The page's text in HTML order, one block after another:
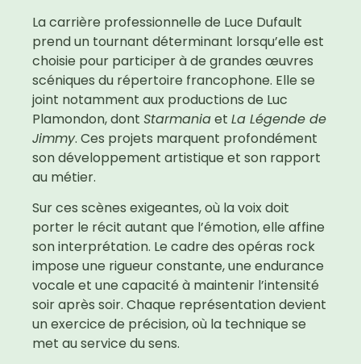
La carrière professionnelle de Luce Dufault
prend un tournant déterminant lorsqu’elle est
choisie pour participer à de grandes œuvres
scéniques du répertoire francophone. Elle se
joint notamment aux productions de Luc
Plamondon, dont Starmaniaet La Légende de
Jimmy. Ces projets marquent profondément
son développement artistique et son rapport
au métier.
Sur ces scènes exigeantes, où la voix doit
porter le récit autant que l’émotion, elle affine
son interprétation. Le cadre des opéras rock
impose une rigueur constante, une endurance
vocale et une capacité à maintenir l’intensité
soir après soir. Chaque représentation devient
un exercice de précision, où la technique se
met au service du sens.